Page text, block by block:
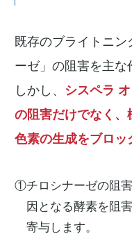
既存のブライトニ
ーゼ」の阻害を主な
しかし、 シスペラ
の阻害だけでなく
色素の生成をブロッ
①チロシナーゼの阻
因となる酵素を阻
寄与します。